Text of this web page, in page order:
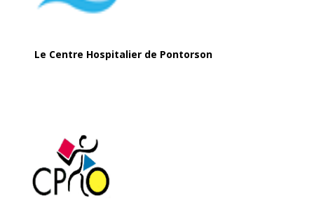
Le Centre Hospitalier de Pontorson